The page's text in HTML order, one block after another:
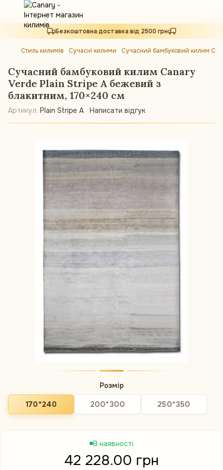
Безкоштовна доставка від 2500 грн
Стиль килимів Сучасні килими Сучасний бамбуковий килим
Сучасний бамбуковий килим Canary
Verde Plain Stripe A бежевий з
блакитним, 170×240 см
Артикул: Plain Stripe A Написати відгук
Розмір
170*240 200*300 250*350
В наявності
42 228.00 грн